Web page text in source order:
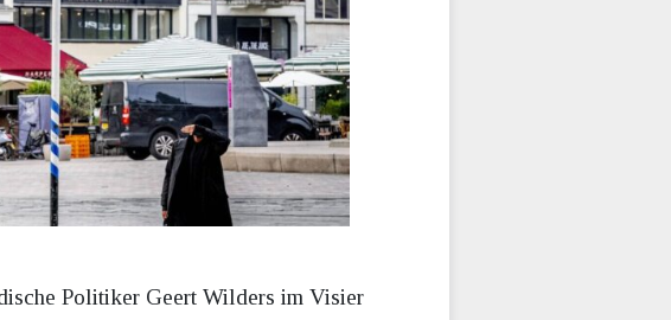
Politiker Geert Wilders im Visier